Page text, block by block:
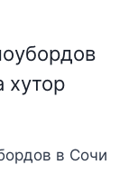
хутор
в Сочи